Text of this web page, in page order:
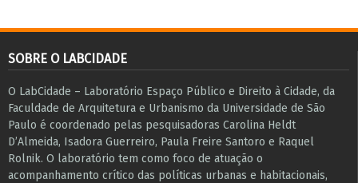
SOBRE O LABCIDADE
O LabCidade – Laboratório Espaço Público e Direito à Cidade, da
Faculdade de Arquitetura e Urbanismo da Universidade de São
Paulo é coordenado pelas pesquisadoras Carolina Heldt
D’Almeida, Isadora Guerreiro, Paula Freire Santoro e Raquel
Rolnik. O laboratório tem como foco de atuação o
acompanhamento crítico das políticas urbanas e habitacionais,